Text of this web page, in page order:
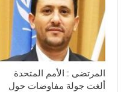
المرتضى : الأمم المتحدة
ألغت جولة مفاوضات حول